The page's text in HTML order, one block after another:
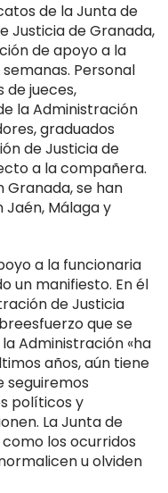
de la Junta de
Justicia de Granada,
de apoyo a la
Personal
de jueces,
la Administración
graduados
de Justicia de
a la compañera.
se han
Málaga y
a la funcionaria
un manifiesto. En él
de Justicia
que se
Administración «ha
años, aún tiene
seguiremos
políticos y
La Junta de
los ocurridos
u olviden